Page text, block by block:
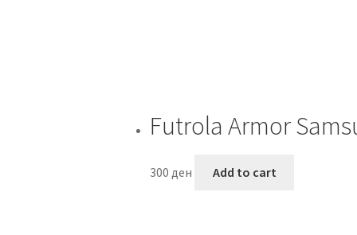
Futrola Armor
300ден Add to cart